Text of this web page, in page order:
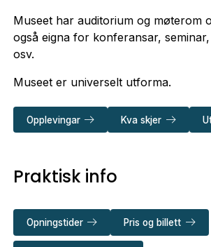
Museet har auditorium og møterom
også eigna for konferansar,
osv.
Museet er universelt utforma.
Opplevingar Kva skjer
Praktisk info
Opningstider Pris og billett